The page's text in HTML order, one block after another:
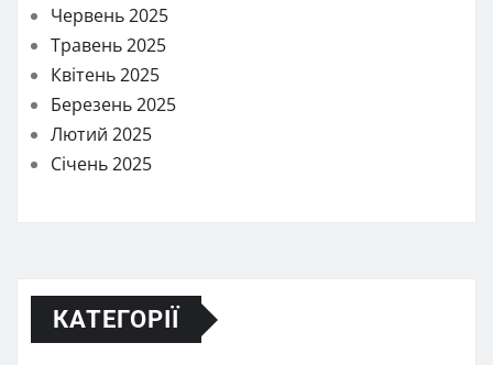
Червень 2025
Травень 2025
Квітень 2025
Березень 2025
Лютий 2025
Січень 2025
КАТЕГОРІЇ